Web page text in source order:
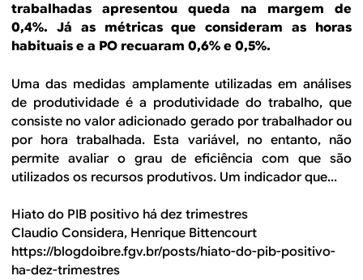
trabalhadas apresentou queda na margem de
0,4%. Já as métricas que consideram as horas
habituais e a PO recuaram 0,6% e 0,5%.
Uma das medidas amplamente utilizadas em análises
de produtividade é a produtividade do trabalho, que
consiste no valor adicionado gerado por trabalhador ou
por hora trabalhada. Esta variável, no entanto, não
permite avaliar o grau de eficiência com que são
utilizados os recursos produtivos. Um indicador que...
Hiato do PIB positivo há dez trimestres
Claudio Considera, Henrique Bittencourt
https://blogdoibre.fgv.br/posts/hiato-do-pib-positivo-
ha-dez-trimestres